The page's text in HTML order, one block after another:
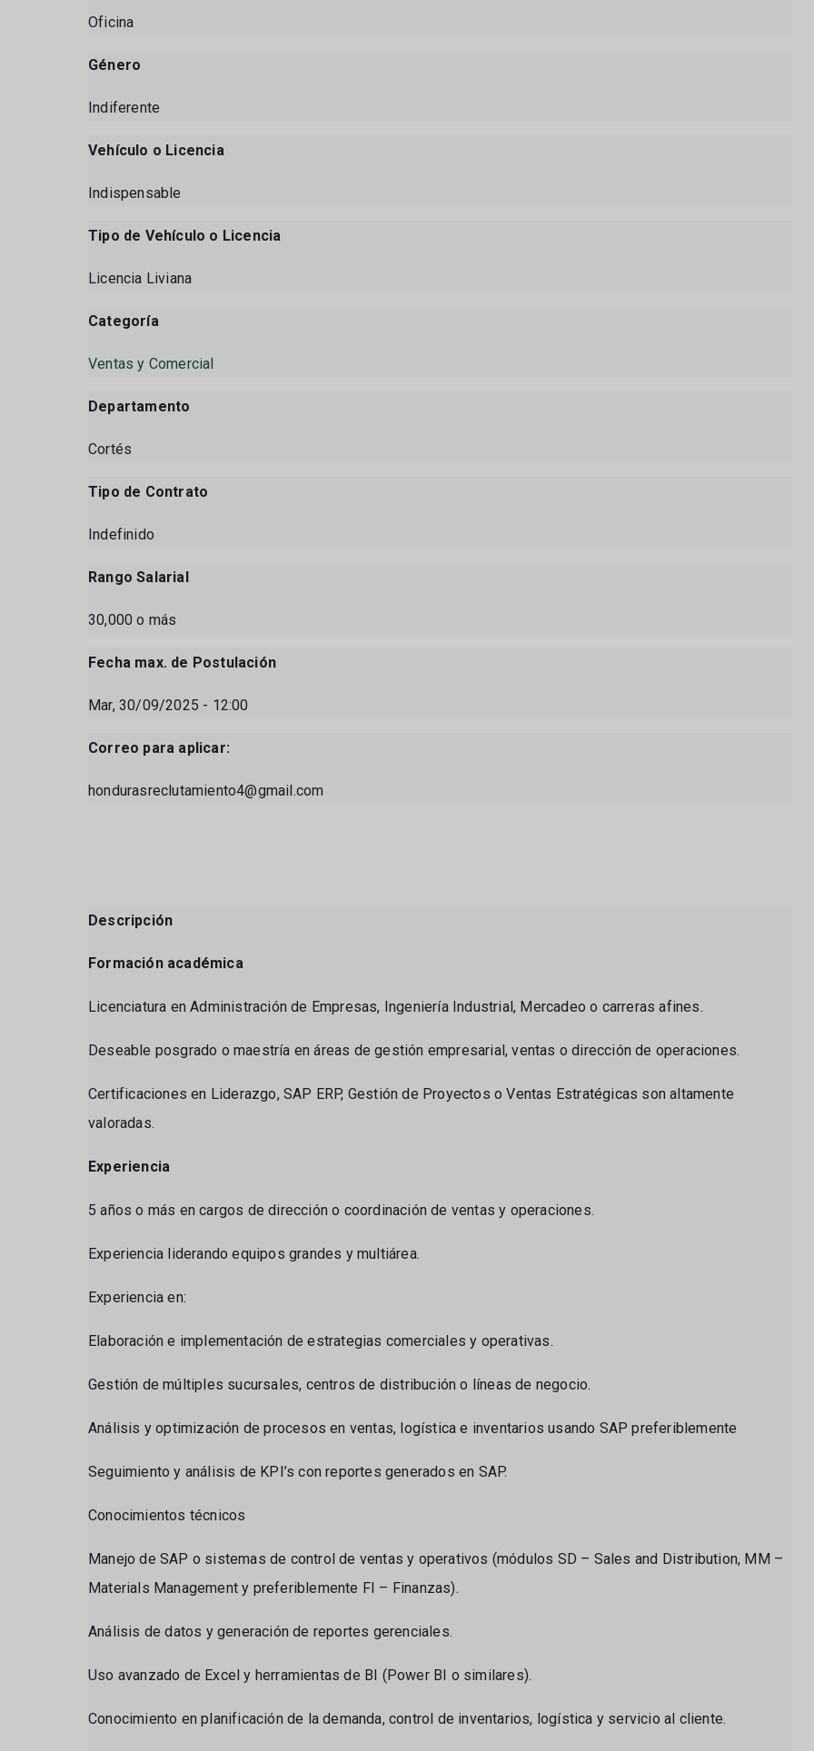
Oficina
Género
Indiferente
Vehículo o Licencia
Indispensable
Tipo de Vehículo o Licencia
Licencia Liviana
Categoría
Ventas y Comercial
Departamento
Cortés
Tipo de Contrato
Indefinido
Rango Salarial
30,000 o más
Fecha max. de Postulación
Mar, 30/09/2025 - 12:00
Correo para aplicar:
hondurasreclutamiento4@gmail.com
Descripción
Formación académica
Licenciatura en Administración de Empresas, Ingeniería Industrial, Mercadeo o carreras afines.
Deseable posgrado o maestría en áreas de gestión empresarial, ventas o dirección de operaciones.
Certificaciones en Liderazgo, SAP ERP, Gestión de Proyectos o Ventas Estratégicas son altamente
valoradas.
Experiencia
5 años o más en cargos de dirección o coordinación de ventas y operaciones.
Experiencia liderando equipos grandes y multiárea.
Experiencia en:
Elaboración e implementación de estrategias comerciales y operativas.
Gestión de múltiples sucursales, centros de distribución o líneas de negocio.
Análisis y optimización de procesos en ventas, logística e inventarios usando SAP preferiblemente
Seguimiento y análisis de KPI’s con reportes generados en SAP.
Conocimientos técnicos
Manejo de SAP o sistemas de control de ventas y operativos (módulos SD – Sales and Distribution, MM –
Materials Management y preferiblemente FI – Finanzas).
Análisis de datos y generación de reportes gerenciales.
Uso avanzado de Excel y herramientas de BI (Power BI o similares).
Conocimiento en planificación de la demanda, control de inventarios, logística y servicio al cliente.